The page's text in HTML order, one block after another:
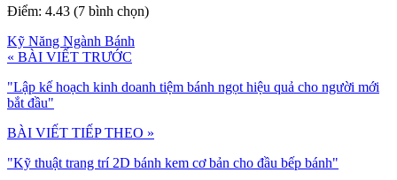
Điểm: 4.43 (7 bình chọn)
Kỹ Năng Ngành Bánh
« BÀI VIẾT TRƯỚC
"Lập kế hoạch kinh doanh tiệm bánh ngọt hiệu quả cho người mới
bắt đầu"
BÀI VIẾT TIẾP THEO »
"Kỹ thuật trang trí 2D bánh kem cơ bản cho đầu bếp bánh"